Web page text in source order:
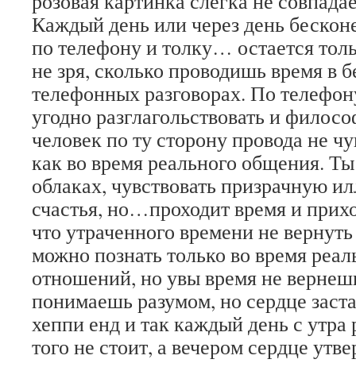
Каждый день или через день
по телефону и толку… остается
не зря, сколько проводишь время в
телефонных разговорах. По
угодно разглагольствовать и
человек по ту сторону провода не
как во время реального общения.
облаках, чувствовать призрачную
счастья, но…проходит время и
что утраченного времени не
можно познать только во время
отношений, но увы время не
понимаешь разумом, но сердце
хеппи енд и так каждый день с утра
того не стоит, а вечером сердце